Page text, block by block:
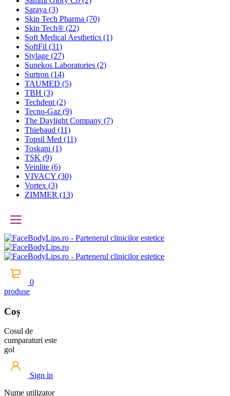
Saraya (3)
Skin Tech Pharma (70)
Skin Tech® (22)
Soft Medical Aesthetics (1)
SoftFil (31)
Stylage (27)
Sunekos Laboratories (2)
Surtron (14)
TAUMED (5)
TBH (3)
Techdent (2)
Tecno-Gaz (9)
The Daylight Company (7)
Thiebaud (11)
Topsil Med (11)
Toskani (1)
TSK (9)
Veinlite (6)
VIVACY (30)
Vortex (3)
ZIMMER (13)
0
produse
Coș
Cosul de
cumparaturi este
gol
Sign in
Nume utilizator